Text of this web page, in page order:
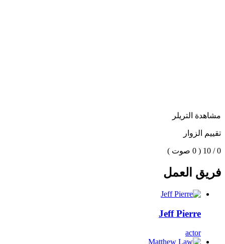
مشاهدة التريلر
تقييم الزوار
0 / 10 ( 0 صوت )
فريق العمل
Jeff Pierre
actor